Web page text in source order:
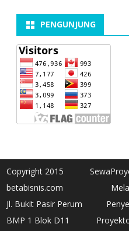
PENGUNJUNG
Copyright 2015
betabisnis.com
Jl. Bukit Pasir Perum
BMP 1 Blok D11